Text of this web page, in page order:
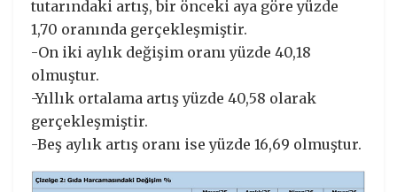
tutarındaki artış, bir önceki aya göre yüzde
1,70 oranında gerçekleşmiştir.
-On iki aylık değişim oranı yüzde 40,18
olmuştur.
-Yıllık ortalama artış yüzde 40,58 olarak
gerçekleşmiştir.
-Beş aylık artış oranı ise yüzde 16,69 olmuştur.